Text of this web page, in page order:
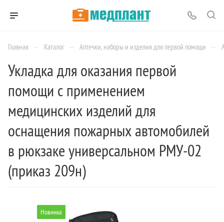
Главная — Каталог — Аптечки, наборы и изделия для первой помощи —
Укладка для оказания первой
помощи с применением
медицинских изделий для
оснащения пожарных автомобилей
в рюкзаке универсальном РМУ-02
(приказ 209н)
Новинка